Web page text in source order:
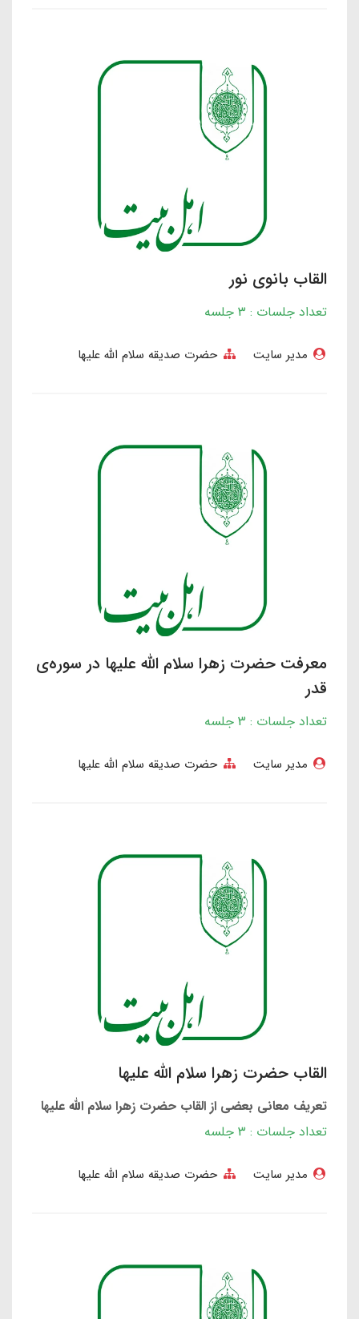
القاب بانوی نور
تعداد جلسات : 3 جلسه
مدیر سایت حضرت صدیقه سلام الله علیها
معرفت حضرت زهرا سلام الله علیها در سوره‌ی
قدر
تعداد جلسات : 3 جلسه
مدیر سایت حضرت صدیقه سلام الله علیها
القاب حضرت زهرا سلام الله علیها
تعریف معانی بعضی از القاب حضرت زهرا سلام الله علیها
تعداد جلسات : 3 جلسه
مدیر سایت حضرت صدیقه سلام الله علیها